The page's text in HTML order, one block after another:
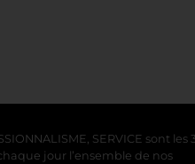
SERVICE sont les
jour l’ensemble de nos